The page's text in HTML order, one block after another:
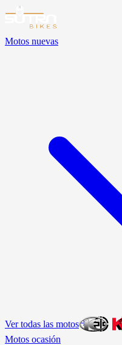
Motos nuevas
Ver todas las motos
Motos ocasión